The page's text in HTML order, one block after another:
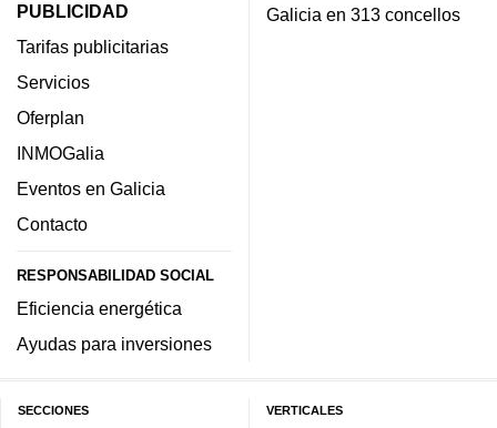
PUBLICIDAD
Tarifas publicitarias
Servicios
Oferplan
INMOGalia
Eventos en Galicia
Contacto
RESPONSABILIDAD SOCIAL
Eficiencia energética
Ayudas para inversiones
Galicia en 313 concellos
SECCIONES VERTICALES